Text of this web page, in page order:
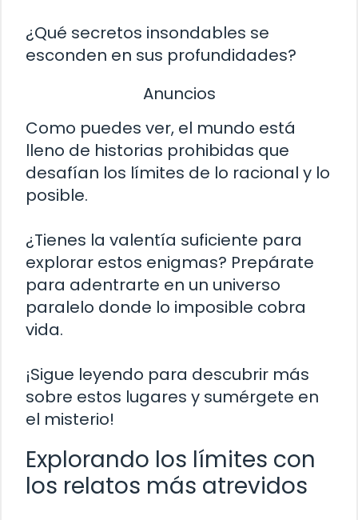
¿Qué secretos insondables se
esconden en sus profundidades?
Anuncios
Como puedes ver, el mundo está
lleno de historias prohibidas que
desafían los límites de lo racional y lo
posible.
¿Tienes la valentía suficiente para
explorar estos enigmas? Prepárate
para adentrarte en un universo
paralelo donde lo imposible cobra
vida.
¡Sigue leyendo para descubrir más
sobre estos lugares y sumérgete en
el misterio!
Explorando los límites con
los relatos más atrevidos